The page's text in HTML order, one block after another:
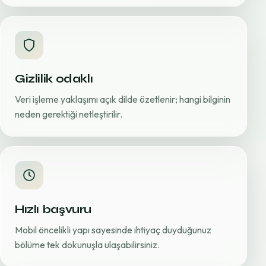
Gizlilik odaklı
Veri işleme yaklaşımı açık dilde özetlenir; hangi bilginin
neden gerektiği netleştirilir.
Hızlı başvuru
Mobil öncelikli yapı sayesinde ihtiyaç duyduğunuz
bölüme tek dokunuşla ulaşabilirsiniz.